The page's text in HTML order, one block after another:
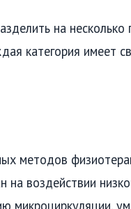
на несколько
категория имеет
методов
воздействии
микроциркуляции,